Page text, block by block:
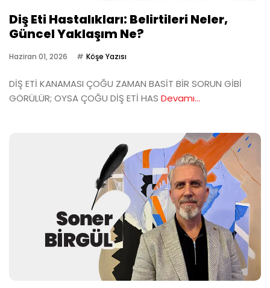
Diş Eti Hastalıkları: Belirtileri Neler,
Güncel Yaklaşım Ne?
Haziran 01, 2026 Köşe Yazısı
DİŞ ETİ KANAMASI ÇOĞU ZAMAN BASİT BİR SORUN GİBİ
GÖRÜLÜR; OYSA ÇOĞU DİŞ ETİ HAS Devamı...